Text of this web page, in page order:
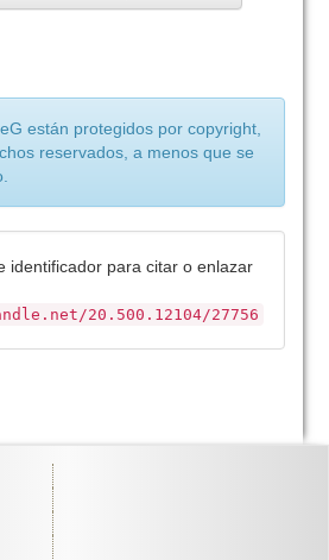
están protegidos por copyright,
reservados, a menos que se
identificador para citar o enlazar
20.500.12104/27756